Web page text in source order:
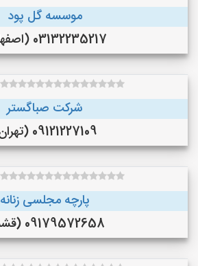
موسسه گل پود
03132235217 (اصفهان)
شرکت صباگستر
09121227109 (تهران)
پارچه مجلسی زنانه
09179572658 (قشم )